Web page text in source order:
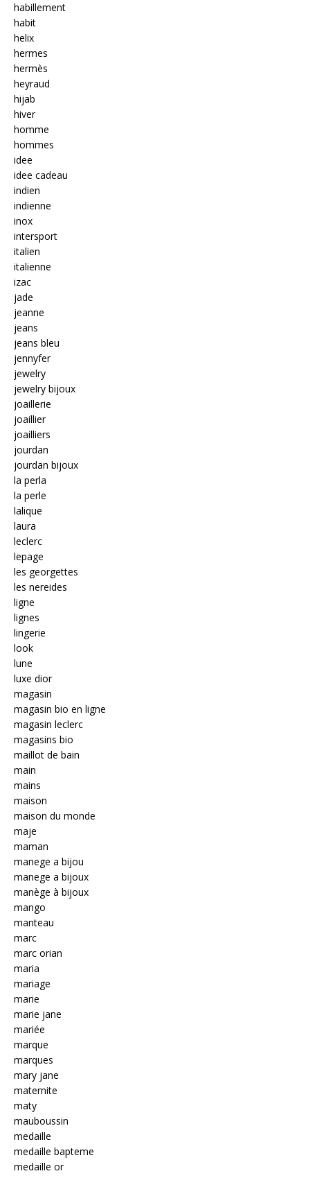
habillement
habit
helix
hermes
hermès
heyraud
hijab
hiver
homme
hommes
idee
idee cadeau
indien
indienne
inox
intersport
italien
italienne
izac
jade
jeanne
jeans
jeans bleu
jennyfer
jewelry
jewelry bijoux
joaillerie
joaillier
joailliers
jourdan
jourdan bijoux
la perla
la perle
lalique
laura
leclerc
lepage
les georgettes
les nereides
ligne
lignes
lingerie
look
lune
luxe dior
magasin
magasin bio en ligne
magasin leclerc
magasins bio
maillot de bain
main
mains
maison
maison du monde
maje
maman
manege a bijou
manege a bijoux
manège à bijoux
mango
manteau
marc
marc orian
maria
mariage
marie
marie jane
mariée
marque
marques
mary jane
maternite
maty
mauboussin
medaille
medaille bapteme
medaille or